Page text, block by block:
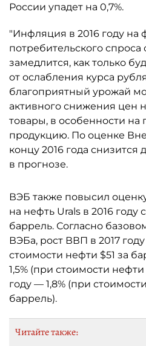
России упадет на 0,7%.
"Инфляция в 2016 году
потребительского
замедлится, как только
от ослабления курса
благоприятный урожай
активного снижения цен
товары, в особенности
продукцию. По оценке
концу 2016 года снизится
в прогнозе.
ВЭБ также повысил
на нефть Urals в 2016 году
баррель. Согласно
ВЭБа, рост ВВП в 2017
стоимости нефти $51 за
1,5% (при стоимости
году — 1,8% (при
баррель).
Читайте также: